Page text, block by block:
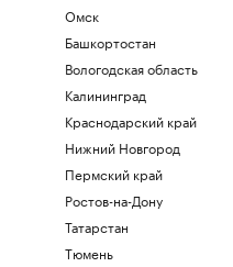
Омск
Башкортостан
Вологодская область
Калининград
Краснодарский край
Нижний Новгород
Пермский край
Ростов-на-Дону
Татарстан
Тюмень